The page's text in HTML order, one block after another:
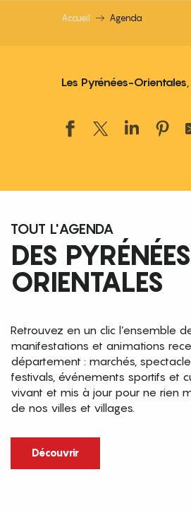
Accueil Agenda
Les Pyrénées-Orientales
TOUT L'AGENDA
DES
ORIENTALES
Retrouvez en un clic l’ensemble
manifestations et animations
département : marchés,
festivals, événements sportifs et
vivant et mis à jour pour ne rien
de nos villes et villages.
Découvrir